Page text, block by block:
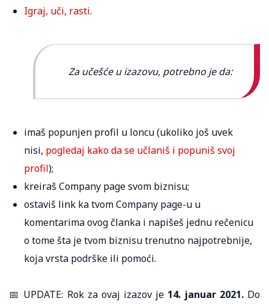
Igraj, uči, rasti.
Za učešće u izazovu, potrebno je da:
imaš popunjen profil u loncu (ukoliko još uvek
nisi, pogledaj kako da se učlaniš i popuniš svoj
profil);
kreiraš Company page svom biznisu;
ostaviš link ka tvom Company page-u u
komentarima ovog članka i napišeš jednu rečenicu
o tome šta je tvom biznisu trenutno najpotrebnije,
koja vrsta podrške ili pomoći.
📅 UPDATE: Rok za ovaj izazov je 14. januar 2021.Do